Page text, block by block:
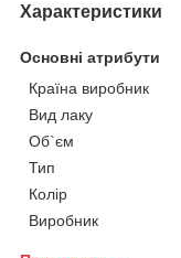
Характеристики
Основні атрибути
Країна виробник
Вид лаку
Об`єм
Тип
Колір
Виробник